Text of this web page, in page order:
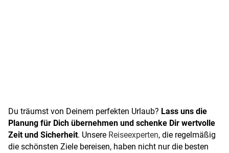
Du träumst von Deinem perfekten Urlaub? Lass uns die
Planung für Dich übernehmen und schenke Dir wertvolle
Zeit und Sicherheit. Unsere Reiseexperten, die regelmäßig
die schönsten Ziele bereisen, haben nicht nur die besten